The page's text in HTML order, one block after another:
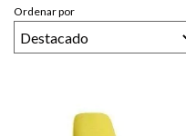
Ordenar por